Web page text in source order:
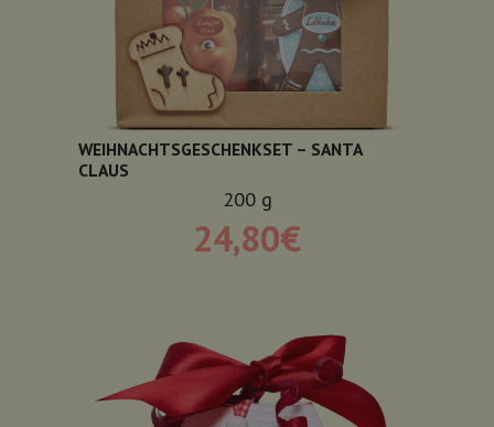
WEIHNACHTSGESCHENKSET – SANTA
CLAUS
200 g
24,80€